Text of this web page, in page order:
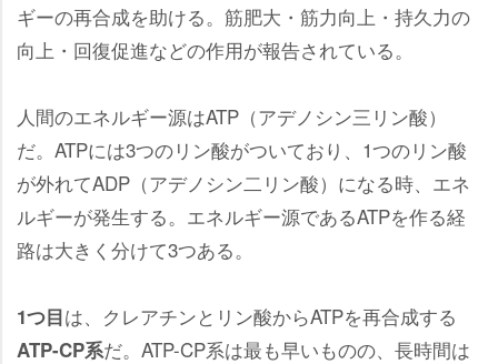
ギーの再合成を助ける。筋肥大・筋力向上・持久力の
向上・回復促進などの作用が報告されている。
人間のエネルギー源はATP（アデノシン三リン酸）
だ。ATPには3つのリン酸がついており、1つのリン酸
が外れてADP（アデノシン二リン酸）になる時、エネ
ルギーが発生する。エネルギー源であるATPを作る経
路は大きく分けて3つある。
1つ目は、クレアチンとリン酸からATPを再合成する
ATP-CP系だ。ATP-CP系は最も早いものの、長時間は